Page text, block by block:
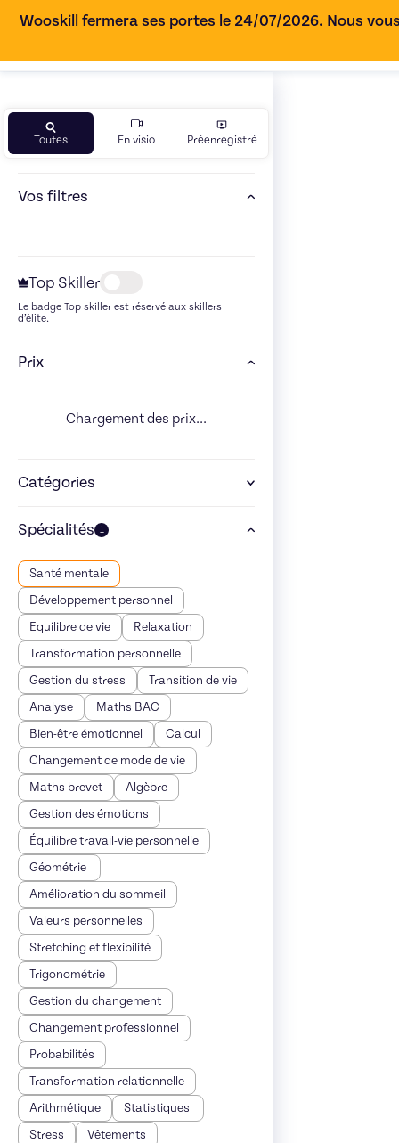
Wooskill fermera ses portes le 24/07/2026. Nous
Toutes En visio Préenregistré
Vos filtres
Top Skiller
Le badge Top skiller est réservé aux skillers
d’élite.
Prix
Chargement des prix...
Catégories
Spécialités 1
Santé mentale
Développement personnel
Equilibre de vie
Relaxation
Transformation personnelle
Gestion du stress
Transition de vie
Analyse
Maths BAC
Bien-être émotionnel
Calcul
Changement de mode de vie
Maths brevet
Algèbre
Gestion des émotions
Équilibre travail-vie personnelle
Géométrie
Amélioration du sommeil
Valeurs personnelles
Stretching et flexibilité
Trigonométrie
Gestion du changement
Changement professionnel
Probabilités
Transformation relationnelle
Arithmétique
Statistiques
Stress
Vêtements